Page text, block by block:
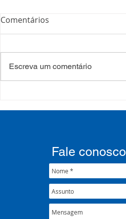
001/2022
Comentários
Escreva um comentário
Fale conosco